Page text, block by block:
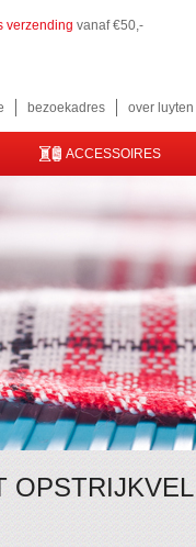
verzending vanaf €50,-
bezoekadres over
ACCESSOIRES
OPSTRIJKVEL